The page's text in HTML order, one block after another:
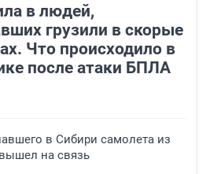
в людей,
грузили в скорые
Что происходило в
после атаки БПЛА
в Сибири самолета из
на связь